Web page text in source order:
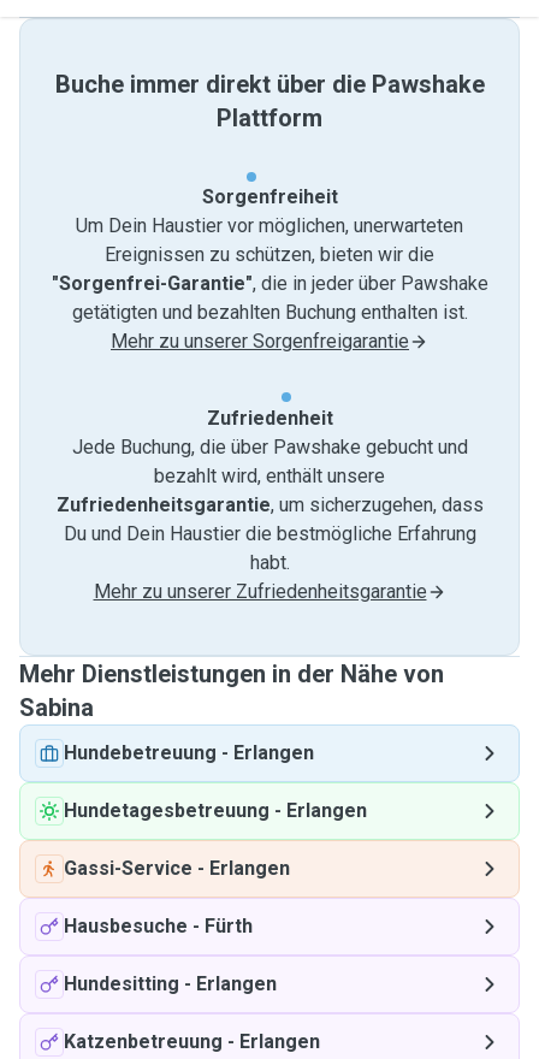
Buche immer direkt über die Pawshake
Plattform
Sorgenfreiheit
Um Dein Haustier vor möglichen, unerwarteten
Ereignissen zu schützen, bieten wir die
"Sorgenfrei-Garantie", die in jeder über Pawshake
getätigten und bezahlten Buchung enthalten ist.
Mehr zu unserer Sorgenfreigarantie
Zufriedenheit
Jede Buchung, die über Pawshake gebucht und
bezahlt wird, enthält unsere
Zufriedenheitsgarantie, um sicherzugehen, dass
Du und Dein Haustier die bestmögliche Erfahrung
habt.
Mehr zu unserer Zufriedenheitsgarantie
Mehr Dienstleistungen in der Nähe von
Sabina
Hundebetreuung - Erlangen
Hundetagesbetreuung - Erlangen
Gassi-Service - Erlangen
Hausbesuche - Fürth
Hundesitting - Erlangen
Katzenbetreuung - Erlangen